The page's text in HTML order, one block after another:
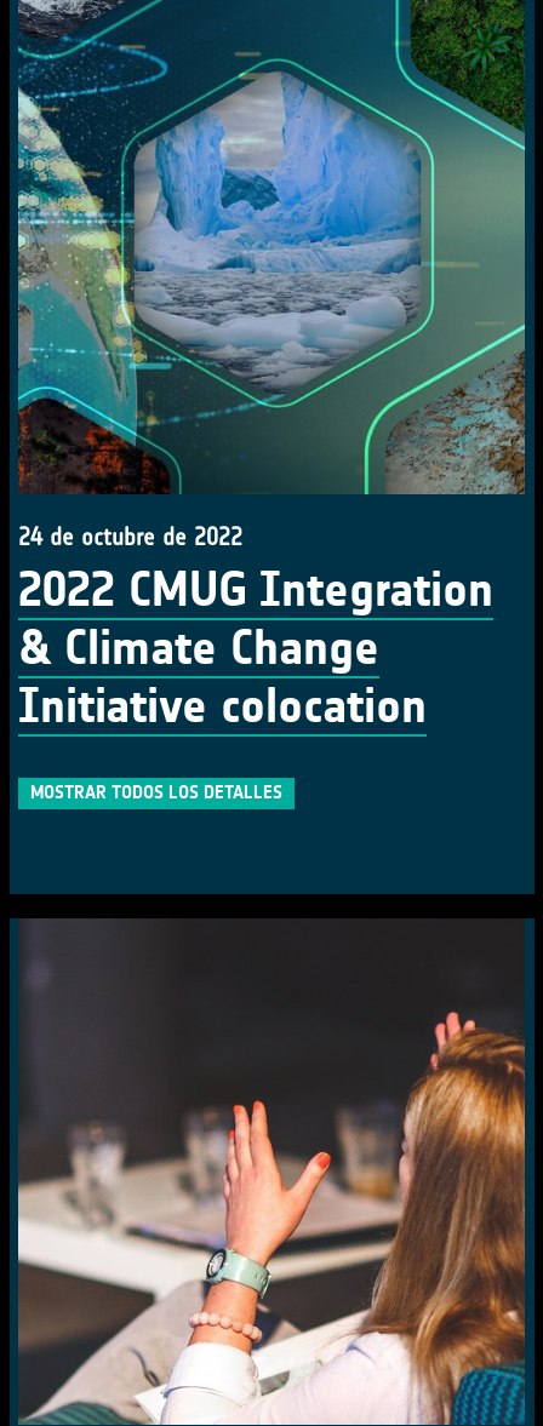
24 de octubre de 2022
2022 CMUG Integration
& Climate Change
Initiative colocation
MOSTRAR TODOS LOS DETALLES